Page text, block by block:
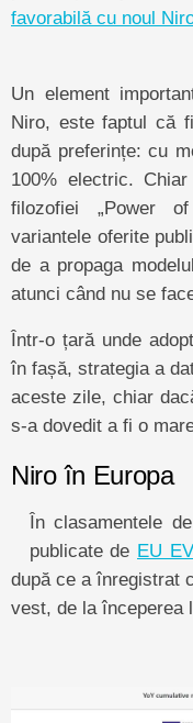
favorabilă cu noul
Un element
Niro, este faptul că
după preferințe: cu
100% electric.
filozofiei „Power
variantele oferite
de a propaga
atunci când nu se
Într-o țară unde
în fașă, strategia a
aceste zile, chiar
s-a dovedit a fi o
Niro în Europa
În clasamentele
publicate de EU
după ce a înregistrat
vest, de la începerea